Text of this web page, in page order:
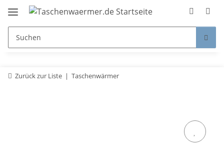
Zurück zur Liste Taschenwärmer